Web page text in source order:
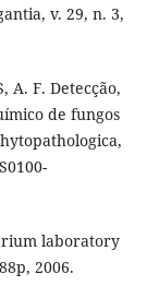
v. 29, n. 3,
A. F. Detecção,
de fungos
laboratory
2006.